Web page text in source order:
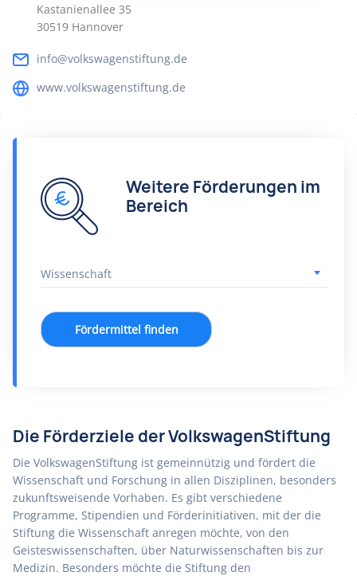
Kastanienallee 35
30519 Hannover
info@volkswagenstiftung.de
www.volkswagenstiftung.de
Weitere Förderungen im
Bereich
Fördermittel finden
Die Förderziele der VolkswagenStiftung
Die VolkswagenStiftung ist gemeinnützig und fördert die
Wissenschaft und Forschung in allen Disziplinen, besonders
zukunftsweisende Vorhaben. Es gibt verschiedene
Programme, Stipendien und Förderinitiativen, mit der die
Stiftung die Wissenschaft anregen möchte, von den
Geisteswissenschaften, über Naturwissenschaften bis zur
Medizin. Besonders möchte die Stiftung den